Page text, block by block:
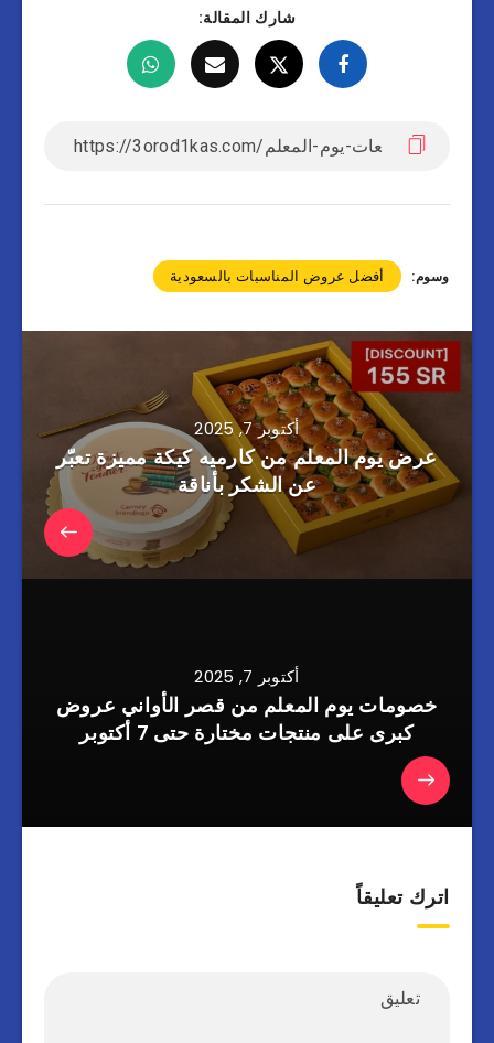
شارك المقالة:
وسوم: أفضل عروض المناسبات بالسعودية
أكتوبر 7, 2025
عرض يوم المعلم من كارميه كيكة مميزة تعبّر
عن الشكر بأناقة
أكتوبر 7, 2025
خصومات يوم المعلم من قصر الأواني عروض
كبرى على منتجات مختارة حتى 7 أكتوبر
اترك تعليقاً